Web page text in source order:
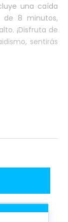
una caída
8 minutos,
¡Disfruta de
sentirás